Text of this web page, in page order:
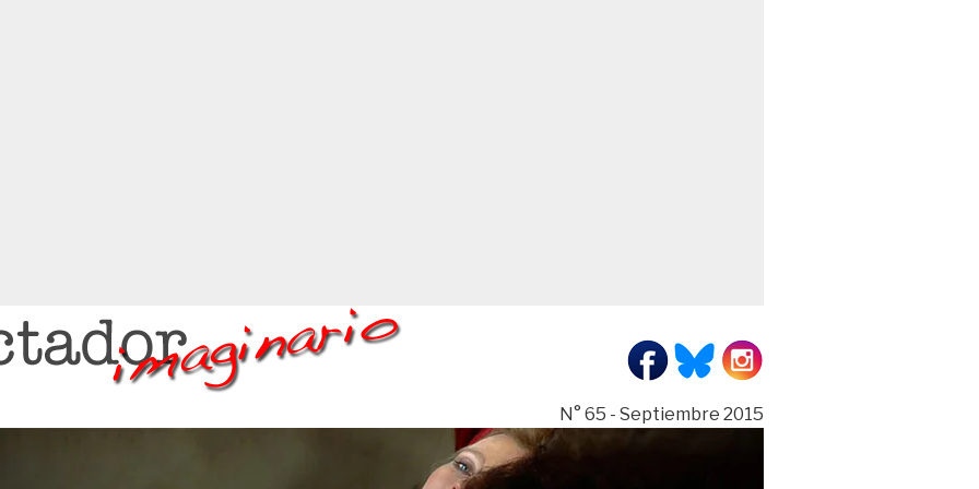
N° 65 - Septiembre 2015